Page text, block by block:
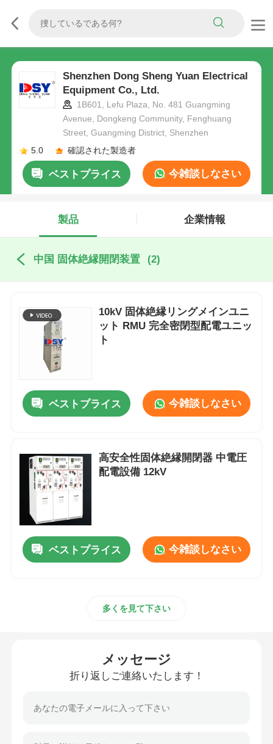
Shenzhen Dong Sheng Yuan Electrical
Equipment Co., Ltd.
1B601, Lefu Plaza, No. 481 Guangming
Avenue, Dongkeng Community, Fenghuang
Street, Guangming District, Shenzhen
5.0
確認された製造者
ベストプライス 今雑談しなさい
製品 企業情報
中国 固体絶縁開閉装置 (2)
10kV 固体絶縁リングメインユニ
ット RMU 完全密閉型配電ユニッ
ト
ベストプライス 今雑談しなさい
高安全性固体絶縁開閉器 中電圧
配電設備 12kV
ベストプライス 今雑談しなさい
多くを見て下さい
メッセージ
折り返しご連絡いたします！